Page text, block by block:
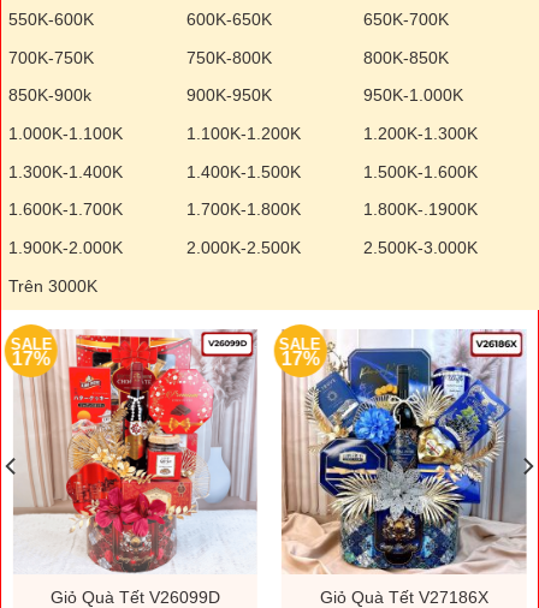
550K-600K
600K-650K
650K-700K
700K-750K
750K-800K
800K-850K
850K-900k
900K-950K
950K-1.000K
1.000K-1.100K
1.100K-1.200K
1.200K-1.300K
1.300K-1.400K
1.400K-1.500K
1.500K-1.600K
1.600K-1.700K
1.700K-1.800K
1.800K-.1900K
1.900K-2.000K
2.000K-2.500K
2.500K-3.000K
Trên 3000K
SALE
17%
Giỏ Quà Tết V26099D
SALE
17%
Giỏ Quà Tết V27186X